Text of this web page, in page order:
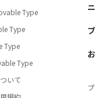
Type
Type
Type
Type
いて